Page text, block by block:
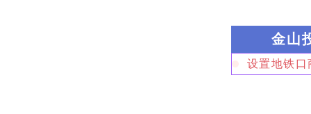
金山
设置地铁